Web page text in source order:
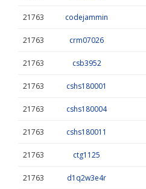
21763 codejammin
21763 crm07026
21763 csb3952
21763 cshs180001
21763 cshs180004
21763 cshs180011
21763 ctg1125
21763 d1q2w3e4r